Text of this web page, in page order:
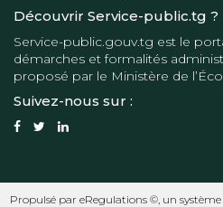
Découvrir Service-public.tg ?
Service-public.gouv.tg est le
démarches et formalités
proposé par le Ministère de
Suivez-nous sur :
Propulsé par eRegulations ©, un